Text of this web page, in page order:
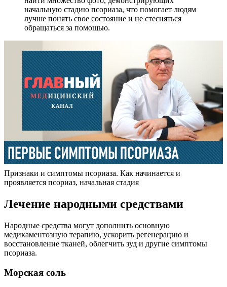
начальную стадию псориаза, что помогает людям
лучше понять свое состояние и не стесняться
обращаться за помощью.
Признаки и симптомы псориаза. Как начинается и
проявляется псориаз, начальная стадия
Лечение народными средствами
Народные средства могут дополнить основную
медикаментозную терапию, ускорить регенерацию и
восстановление тканей, облегчить зуд и другие симптомы
псориаза.
Морская соль